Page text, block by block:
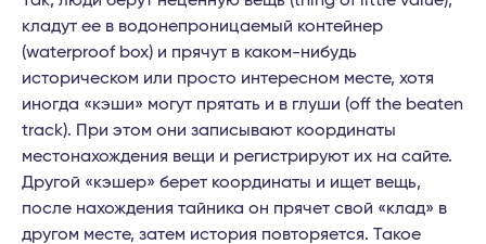
кладут ее в водонепроницаемый контейнер
(waterproof box) и прячут в каком-нибудь
историческом или просто интересном месте, хотя
иногда «кэши» могут прятать и в глуши (off the beaten
track). При этом они записывают координаты
местонахождения вещи и регистрируют их на сайте.
Другой «кэшер» берет координаты и ищет вещь,
после нахождения тайника он прячет свой «клад» в
другом месте, затем история повторяется. Такое